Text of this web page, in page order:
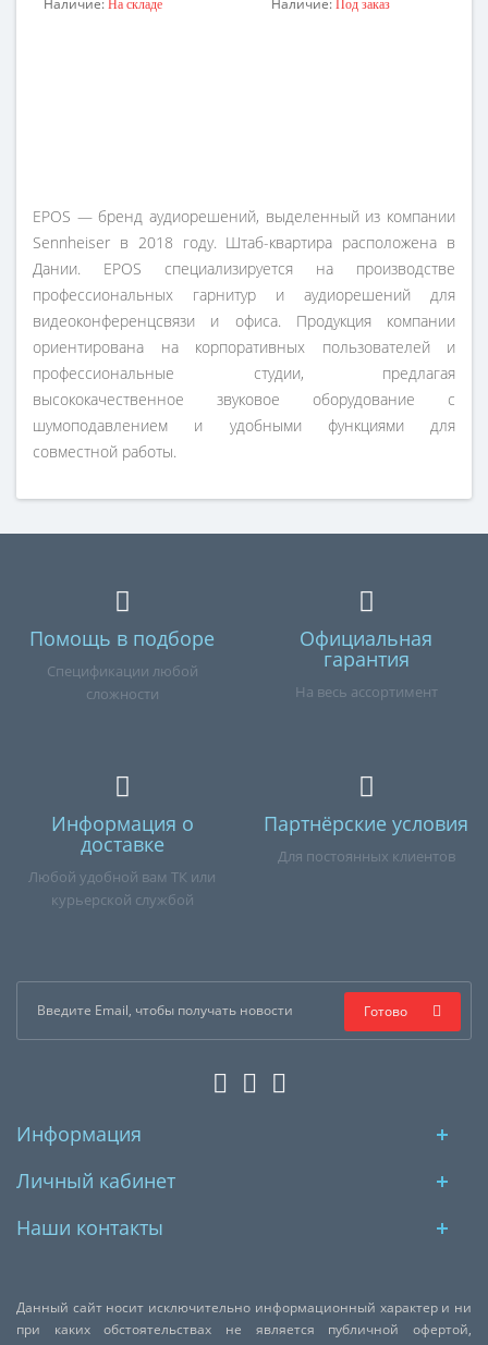
На складе Под заказ
EPOS — бренд аудиорешений, выделенный из компании
Sennheiser в 2018 году. Штаб-квартира расположена в
Дании. EPOS специализируется на производстве
профессиональных гарнитур и аудиорешений для
видеоконференцсвязи и офиса. Продукция компании
ориентирована на корпоративных пользователей и
профессиональные студии, предлагая
высококачественное звуковое оборудование с
шумоподавлением и удобными функциями для
совместной работы.
Помощь в подборе
Спецификации любой
сложности
Официальная
гарантия
На весь ассортимент
Информация о
доставке
Любой удобной вам ТК или
курьерской службой
Партнёрские условия
Для постоянных клиентов
Готово
Информация
Личный кабинет
Наши контакты
Данный сайт носит исключительно информационный характер и ни
при каких обстоятельствах не является публичной офертой,